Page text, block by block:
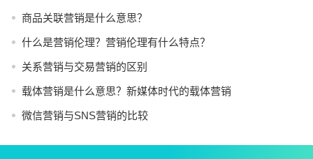
商品关联营销是什么意思？
什么是营销伦理？营销伦理有什么特点？
关系营销与交易营销的区别
载体营销是什么意思？新媒体时代的载体营销
微信营销与SNS营销的比较